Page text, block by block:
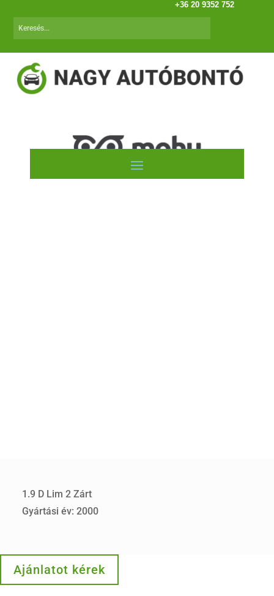
+36 20 9352 752
1.9 D Lim 2 Zárt
Gyártási év: 2000
Ajánlatot kérek